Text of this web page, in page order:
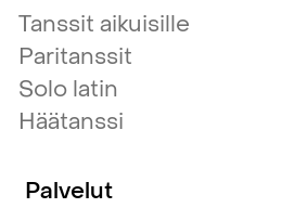
Tanssit aikuisille
Paritanssit
Solo latin
Häätanssi
Palvelut